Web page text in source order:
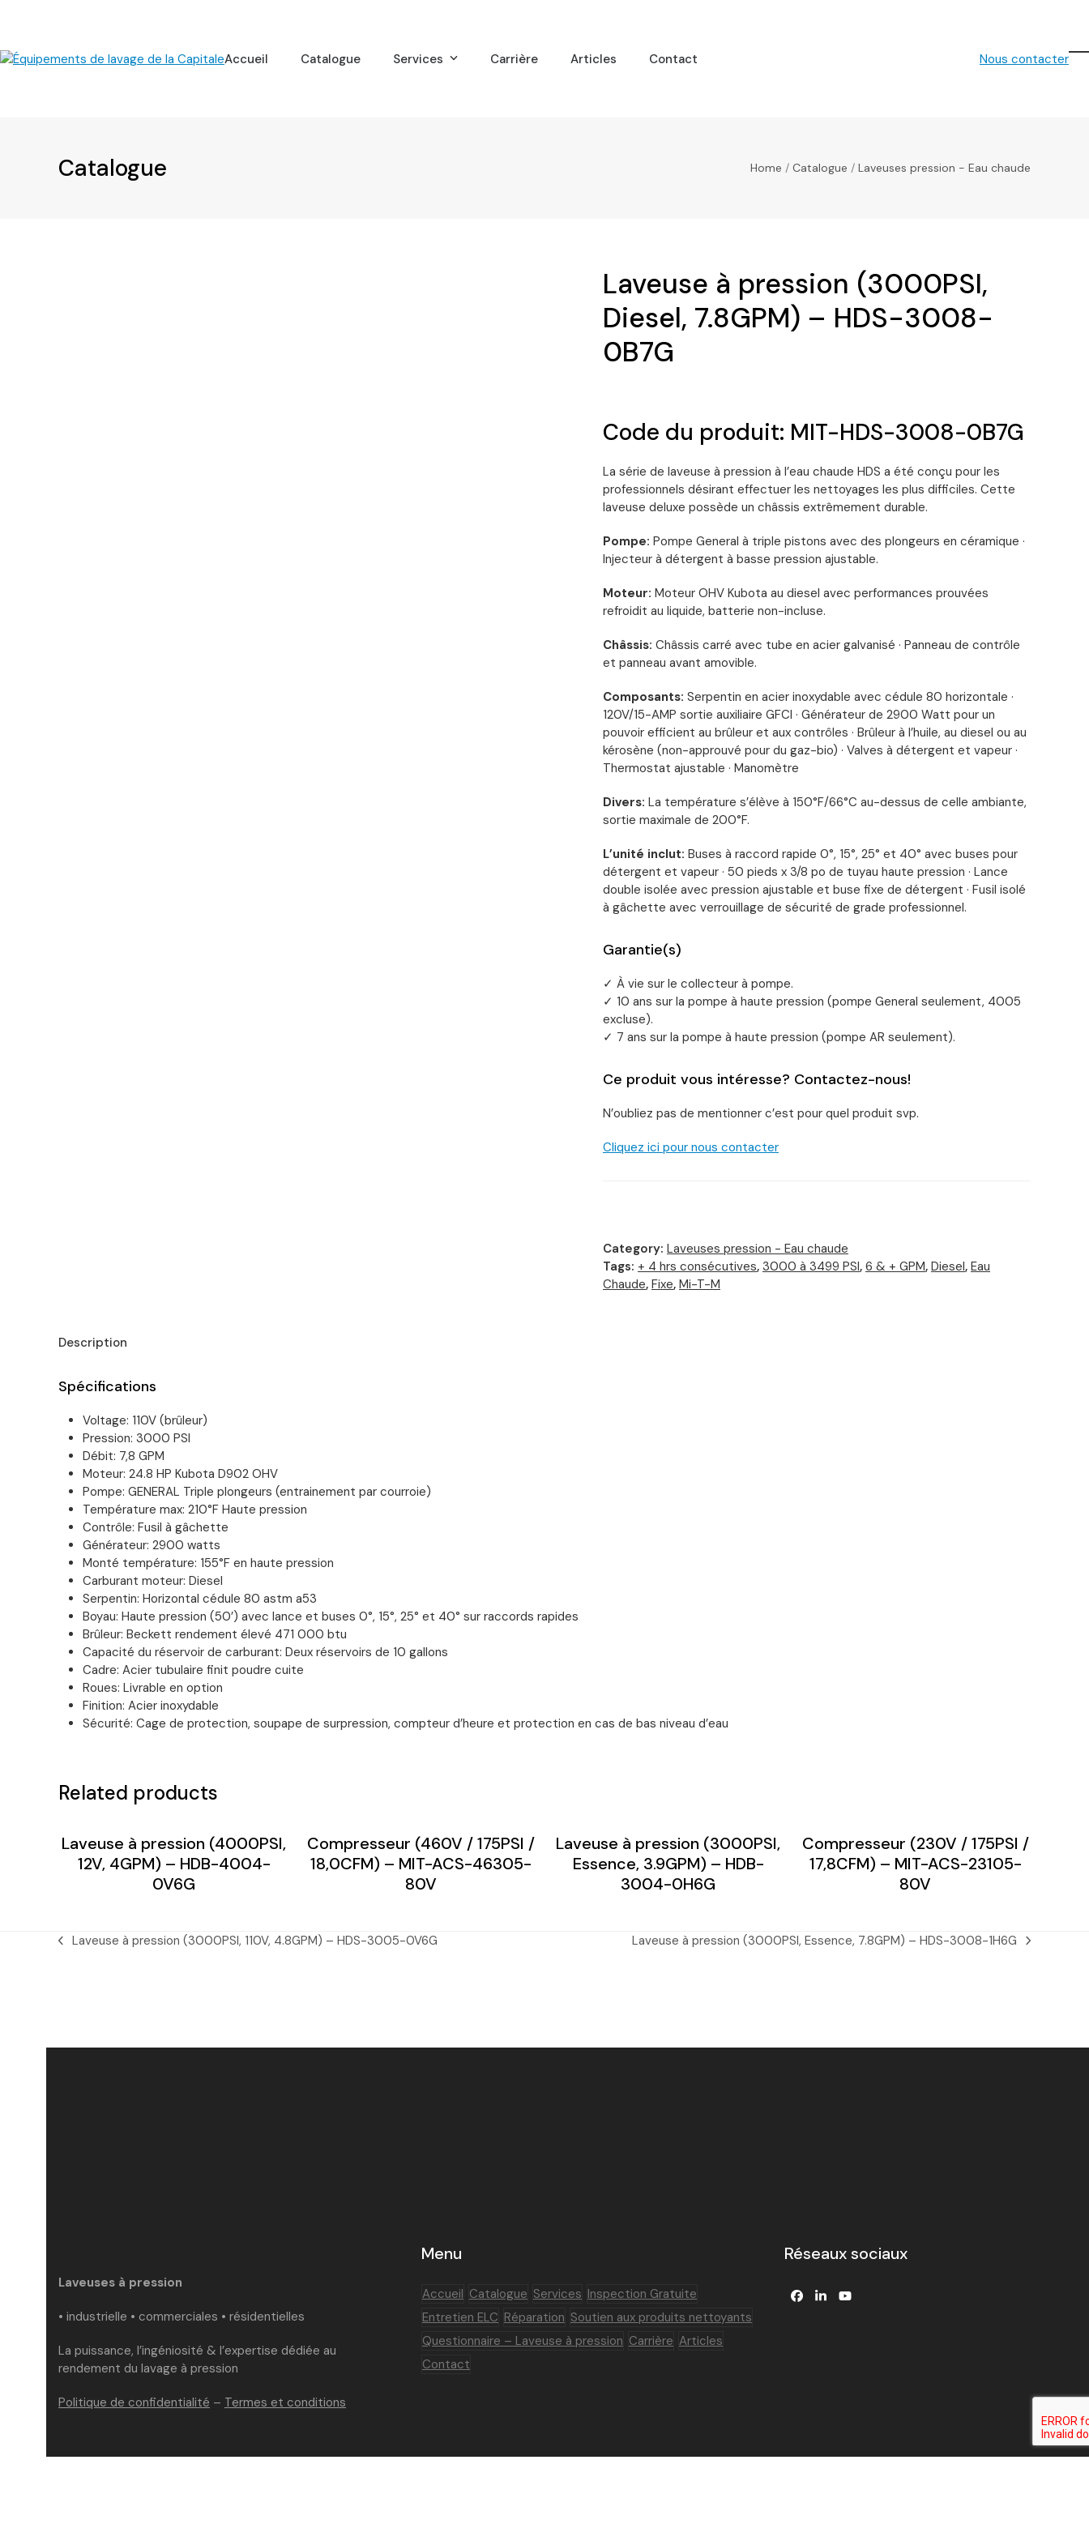
Accueil
Catalogue Services Carrière Articles Contact Nous contacter
Catalogue Home / Catalogue / Laveuses pression - Eau chaude
Laveuse à pression (3000PSI,
Diesel, 7.8GPM) – HDS-3008-
0B7G
Code du produit: MIT-HDS-3008-0B7G
La série de laveuse à pression à l’eau chaude HDS a été conçu pour les
professionnels désirant effectuer les nettoyages les plus difficiles. Cette
laveuse deluxe possède un châssis extrêmement durable.
Pompe: Pompe General à triple pistons avec des plongeurs en céramique ·
Injecteur à détergent à basse pression ajustable.
Moteur: Moteur OHV Kubota au diesel avec performances prouvées
refroidit au liquide, batterie non-incluse.
Châssis: Châssis carré avec tube en acier galvanisé · Panneau de contrôle
et panneau avant amovible.
Composants: Serpentin en acier inoxydable avec cédule 80 horizontale ·
120V/15-AMP sortie auxiliaire GFCI · Générateur de 2900 Watt pour un
pouvoir efficient au brûleur et aux contrôles · Brûleur à l’huile, au diesel ou au
kérosène (non-approuvé pour du gaz-bio) · Valves à détergent et vapeur ·
Thermostat ajustable · Manomètre
Divers: La température s’élève à 150°F/66°C au-dessus de celle ambiante,
sortie maximale de 200°F.
L’unité inclut: Buses à raccord rapide 0°, 15­°, 25° et 40° avec buses pour
détergent et vapeur · 50 pieds x 3/8 po de tuyau haute pression · Lance
double isolée avec pression ajustable et buse fixe de détergent · Fusil isolé
à gâchette avec verrouillage de sécurité de grade professionnel.
Garantie(s)
✓ À vie sur le collecteur à pompe.
✓ 10 ans sur la pompe à haute pression (pompe General seulement, 4005
excluse).
✓ 7 ans sur la pompe à haute pression (pompe AR seulement).
Ce produit vous intéresse? Contactez-nous!
N’oubliez pas de mentionner c’est pour quel produit svp.
Cliquez ici pour nous contacter
Category: Laveuses pression - Eau chaude
Tags: + 4 hrs consécutives, 3000 à 3499 PSI, 6 & + GPM, Diesel, Eau
Chaude, Fixe, Mi-T-M
Description
Spécifications
Voltage: 110V (brûleur)
Pression: 3000 PSI
Débit: 7,8 GPM
Moteur: 24.8 HP Kubota D902 OHV
Pompe: GENERAL Triple plongeurs (entrainement par courroie)
Température max: 210°F Haute pression
Contrôle: Fusil à gâchette
Générateur: 2900 watts
Monté température: 155°F en haute pression
Carburant moteur: Diesel
Serpentin: Horizontal cédule 80 astm a53
Boyau: Haute pression (50’) avec lance et buses 0°, 15°, 25° et 40° sur raccords rapides
Brûleur: Beckett rendement élevé 471 000 btu
Capacité du réservoir de carburant: Deux réservoirs de 10 gallons
Cadre: Acier tubulaire finit poudre cuite
Roues: Livrable en option
Finition: Acier inoxydable
Sécurité: Cage de protection, soupape de surpression, compteur d’heure et protection en cas de bas niveau d’eau
Related products
Laveuse à pression (4000PSI,
12V, 4GPM) – HDB-4004-
0V6G
Compresseur (460V / 175PSI /
18,0CFM) – MIT-ACS-46305-
80V
Laveuse à pression (3000PSI,
Essence, 3.9GPM) – HDB-
3004-0H6G
Compresseur (230V / 175PSI /
17,8CFM) – MIT-ACS-23105-
80V
previous
Laveuse à pression (3000PSI, 110V, 4.8GPM) – HDS-3005-0V6G
next
Laveuse à pression (3000PSI, Essence, 7.8GPM) – HDS-3008-1H6G
Laveuses à pression
• industrielle • commerciales • résidentielles
La puissance, l’ingéniosité & l’expertise dédiée au
rendement du lavage à pression
Politique de confidentialité – Termes et conditions
Menu
Accueil Catalogue Services Inspection Gratuite
Entretien ELC Réparation Soutien aux produits nettoyants
Questionnaire – Laveuse à pression Carrière Articles
Contact
Réseaux sociaux
Facebook
LinkedInYouTube